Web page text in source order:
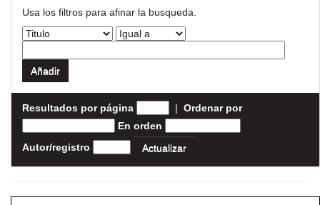
Usa los filtros para afinar la busqueda.
Resultados por página | Ordenar por
En orden
Autor/registro